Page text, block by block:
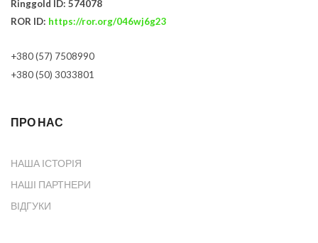
Ringgold ID: 574078
ROR ID: https://ror.org/046wj6g23
+380 (57) 7508990
+380 (50) 3033801
ПРО НАС
НАША ІСТОРІЯ
НАШІ ПАРТНЕРИ
ВІДГУКИ